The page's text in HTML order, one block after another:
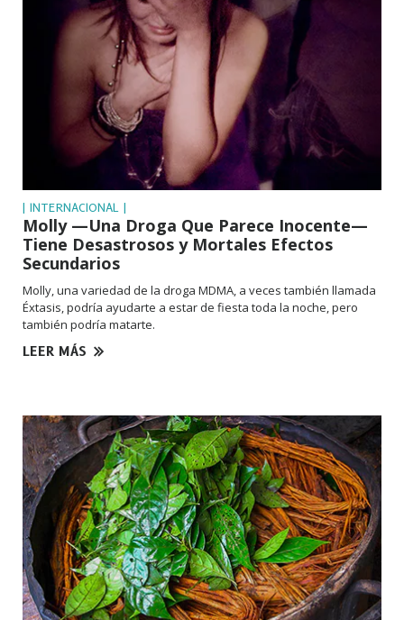
| INTERNACIONAL |
Molly —Una Droga Que Parece Inocente—
Tiene Desastrosos y Mortales Efectos
Secundarios
Molly, una variedad de la droga MDMA, a veces también llamada
Éxtasis, podría ayudarte a estar de fiesta toda la noche, pero
también podría matarte.
LEER MÁS